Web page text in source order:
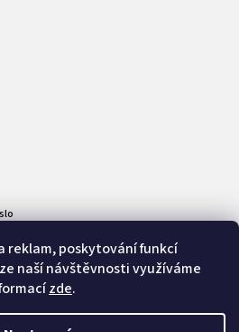
reklam, poskytování funkcí
naší návštěvnosti využíváme
zde.